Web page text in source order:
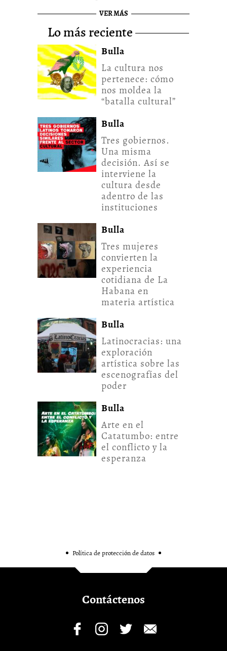
VER MÁS
lo más reciente
Bulla
La cultura nos
pertenece: cómo
nos moldea la
“batalla cultural”
Bulla
Tres gobiernos.
Una misma
decisión. Así se
interviene la
cultura desde
adentro de las
instituciones
Bulla
Tres mujeres
convierten la
experiencia
cotidiana de La
Habana en
materia artística
Bulla
Latinocracias: una
exploración
artística sobre las
escenografías del
poder
Bulla
Arte en el
Catatumbo: entre
el conflicto y la
esperanza
Política de protección de datos
Contáctenos